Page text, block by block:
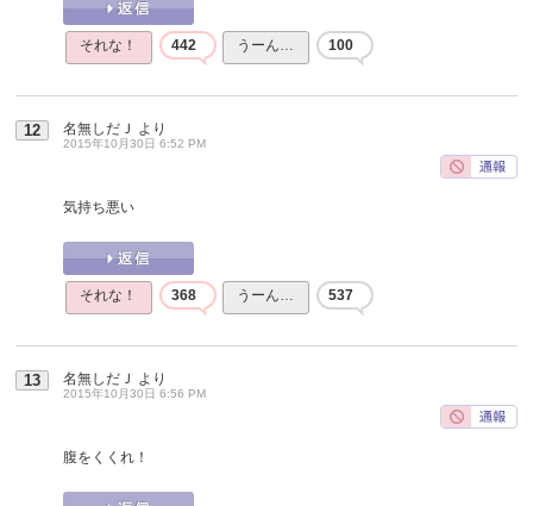
それな！ 442 うーん… 100
12 名無しだＪ より
2015年10月30日 6:52 PM
気持ち悪い
それな！ 368 うーん… 537
13 名無しだＪ より
2015年10月30日 6:56 PM
腹をくくれ！